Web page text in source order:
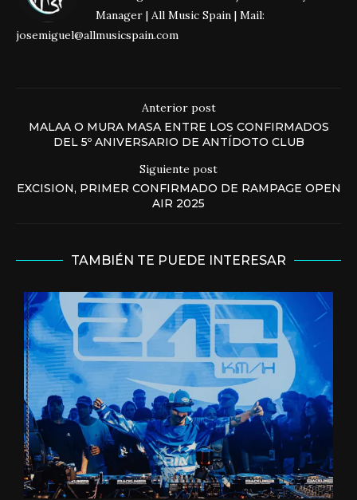
Manager | All Music Spain | Mail:
josemiguel@allmusicspain.com
Anterior post
MALAA O MURA MASA ENTRE LOS CONFIRMADOS
DEL 5º ANIVERSARIO DE ANTÍDOTO CLUB
Siguiente post
EXCISION, PRIMER CONFIRMADO DE RAMPAGE OPEN
AIR 2025
TAMBIÉN TE PUEDE INTERESAR